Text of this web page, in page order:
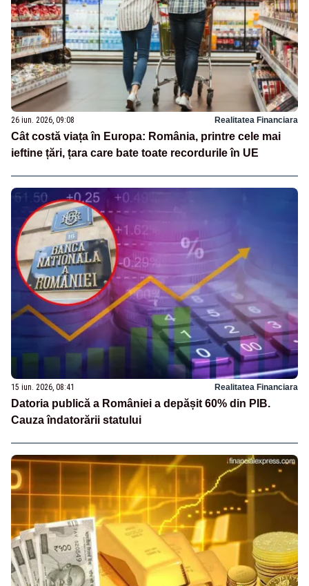
26 iun. 2026, 09:08 Realitatea Financiara
Cât costă viața în Europa: România, printre cele mai
ieftine țări, țara care bate toate recordurile în UE
15 iun. 2026, 08:41 Realitatea Financiara
Datoria publică a României a depășit 60% din PIB.
Cauza îndatorării statului